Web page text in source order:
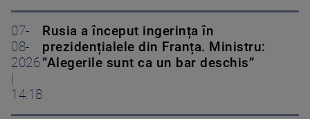
07-
08-
2026
14:18
Rusia a început ingerința în
prezidențialele din Franța. Ministru:
”Alegerile sunt ca un bar deschis”